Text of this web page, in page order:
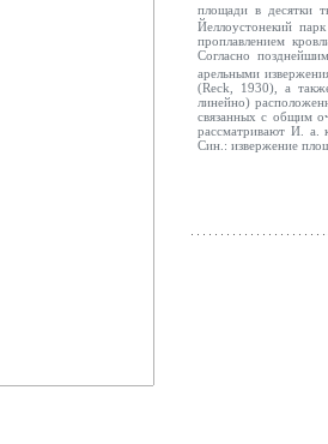
площади в десятки
Йеллоустонекий
проплавлением
Согласно
арельными
(Reck, 1930), а
линейно)
связанных с общим
рассматривают И. а.
Син.: извержение